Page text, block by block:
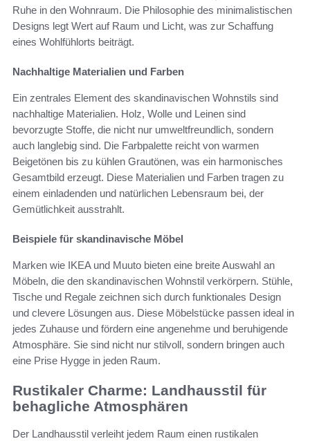
Ruhe in den Wohnraum. Die Philosophie des minimalistischen
Designs legt Wert auf Raum und Licht, was zur Schaffung
eines Wohlfühlorts beiträgt.
Nachhaltige Materialien und Farben
Ein zentrales Element des skandinavischen Wohnstils sind
nachhaltige Materialien. Holz, Wolle und Leinen sind
bevorzugte Stoffe, die nicht nur umweltfreundlich, sondern
auch langlebig sind. Die Farbpalette reicht von warmen
Beigetönen bis zu kühlen Grautönen, was ein harmonisches
Gesamtbild erzeugt. Diese Materialien und Farben tragen zu
einem einladenden und natürlichen Lebensraum bei, der
Gemütlichkeit ausstrahlt.
Beispiele für skandinavische Möbel
Marken wie IKEA und Muuto bieten eine breite Auswahl an
Möbeln, die den skandinavischen Wohnstil verkörpern. Stühle,
Tische und Regale zeichnen sich durch funktionales Design
und clevere Lösungen aus. Diese Möbelstücke passen ideal in
jedes Zuhause und fördern eine angenehme und beruhigende
Atmosphäre. Sie sind nicht nur stilvoll, sondern bringen auch
eine Prise Hygge in jeden Raum.
Rustikaler Charme: Landhausstil für
behagliche Atmosphären
Der Landhausstil verleiht jedem Raum einen rustikalen